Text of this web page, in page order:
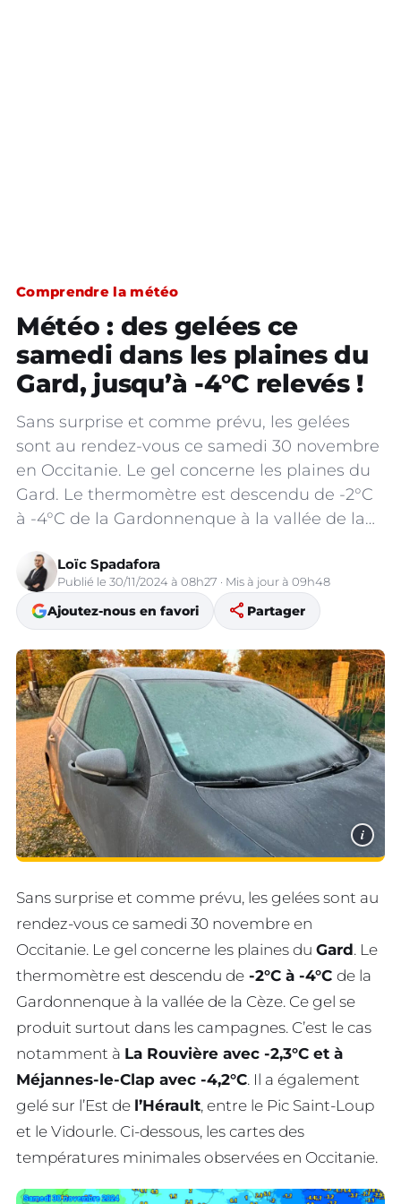
Comprendre la météo
Météo : des gelées ce
samedi dans les plaines du
Gard, jusqu’à -4°C relevés !
Sans surprise et comme prévu, les gelées
sont au rendez-vous ce samedi 30 novembre
en Occitanie. Le gel concerne les plaines du
Gard. Le thermomètre est descendu de -2°C
à -4°C de la Gardonnenque à la vallée de la…
Loïc Spadafora
Publié le 30/11/2024 à 08h27 · Mis à jour à 09h48
Ajoutez-nous en favori share Partager
i
Sans surprise et comme prévu, les gelées sont au
rendez-vous ce samedi 30 novembre en
Occitanie. Le gel concerne les plaines du Gard. Le
thermomètre est descendu de -2°C à -4°C de la
Gardonnenque à la vallée de la Cèze. Ce gel se
produit surtout dans les campagnes. C’est le cas
notamment à La Rouvière avec -2,3°C et à
Méjannes-le-Clap avec -4,2°C. Il a également
gelé sur l’Est de l’Hérault, entre le Pic Saint-Loup
et le Vidourle. Ci-dessous, les cartes des
températures minimales observées en Occitanie.